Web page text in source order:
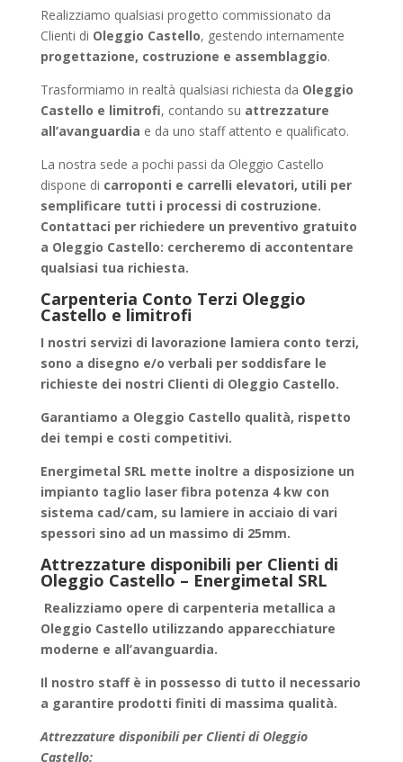
Realizziamo qualsiasi progetto commissionato da
Clienti di Oleggio Castello, gestendo internamente
progettazione, costruzione e assemblaggio.
Trasformiamo in realtà qualsiasi richiesta da Oleggio
Castello e limitrofi, contando su attrezzature
all’avanguardia e da uno staff attento e qualificato.
La nostra sede a pochi passi da Oleggio Castello
dispone di carroponti e carrelli elevatori, utili per
semplificare tutti i processi di costruzione.
Contattaci per richiedere un preventivo gratuito
a Oleggio Castello: cercheremo di accontentare
qualsiasi tua richiesta.
Carpenteria Conto Terzi Oleggio
Castello e limitrofi
I nostri servizi di lavorazione lamiera conto terzi,
sono a disegno e/o verbali per soddisfare le
richieste dei nostri Clienti di Oleggio Castello.
Garantiamo a Oleggio Castello qualità, rispetto
dei tempi e costi competitivi.
Energimetal SRL mette inoltre a disposizione un
impianto taglio laser fibra potenza 4 kw con
sistema cad/cam, su lamiere in acciaio di vari
spessori sino ad un massimo di 25mm.
Attrezzature disponibili per Clienti di
Oleggio Castello – Energimetal SRL
Realizziamo opere di carpenteria metallica a
Oleggio Castello utilizzando apparecchiature
moderne e all’avanguardia.
Il nostro staff è in possesso di tutto il necessario
a garantire prodotti finiti di massima qualità.
Attrezzature disponibili per Clienti di Oleggio
Castello: